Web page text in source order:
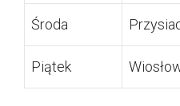
Środa
Piątek